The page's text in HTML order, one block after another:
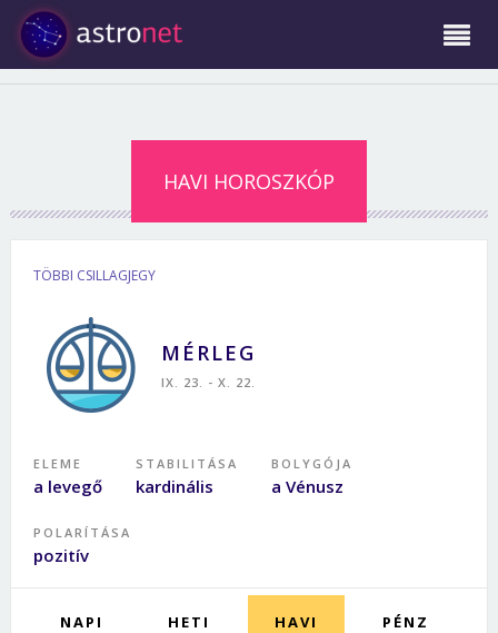
HAVI HOROSZKÓP
TÖBBI CSILLAGJEGY
MÉRLEG
IX. 23. - X. 22.
ELEME
a levegő
STABILITÁSA
kardinális
BOLYGÓJA
a Vénusz
POLARÍTÁSA
pozitív
NAPI HETI HAVI PÉNZ